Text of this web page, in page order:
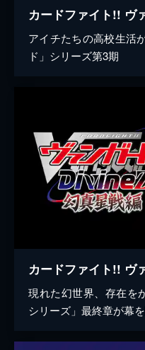
アイチたちの高校生活
ド」シリーズ第3期
現れた幻世界、存在を
シリーズ」最終章が幕